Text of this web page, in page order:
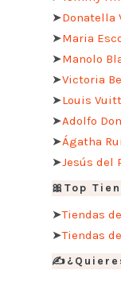
➤Donatella
➤Maria
➤Manolo
➤Victoria
➤Louis
➤Adolfo
➤Ágatha
➤Jesús del
🎀Top
➤Tiendas
➤Tiendas